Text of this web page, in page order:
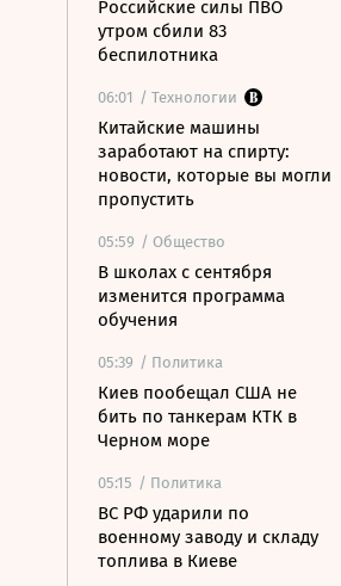
Российские силы ПВО
утром сбили 83
беспилотника
06:01 / Технологии
Китайские машины
заработают на спирту:
новости, которые вы могли
пропустить
05:59 / Общество
В школах с сентября
изменится программа
обучения
05:39 / Политика
Киев пообещал США не
бить по танкерам КТК в
Черном море
05:15 / Политика
ВС РФ ударили по
военному заводу и складу
топлива в Киеве